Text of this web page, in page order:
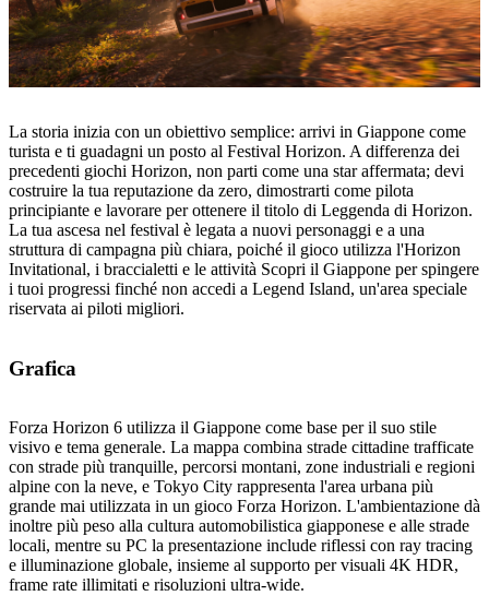
La storia inizia con un obiettivo semplice: arrivi in Giappone come
turista e ti guadagni un posto al Festival Horizon. A differenza dei
precedenti giochi Horizon, non parti come una star affermata; devi
costruire la tua reputazione da zero, dimostrarti come pilota
principiante e lavorare per ottenere il titolo di Leggenda di Horizon.
La tua ascesa nel festival è legata a nuovi personaggi e a una
struttura di campagna più chiara, poiché il gioco utilizza l'Horizon
Invitational, i braccialetti e le attività Scopri il Giappone per spingere
i tuoi progressi finché non accedi a Legend Island, un'area speciale
riservata ai piloti migliori.
Grafica
Forza Horizon 6 utilizza il Giappone come base per il suo stile
visivo e tema generale. La mappa combina strade cittadine trafficate
con strade più tranquille, percorsi montani, zone industriali e regioni
alpine con la neve, e Tokyo City rappresenta l'area urbana più
grande mai utilizzata in un gioco Forza Horizon. L'ambientazione dà
inoltre più peso alla cultura automobilistica giapponese e alle strade
locali, mentre su PC la presentazione include riflessi con ray tracing
e illuminazione globale, insieme al supporto per visuali 4K HDR,
frame rate illimitati e risoluzioni ultra-wide.